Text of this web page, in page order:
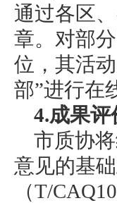
通过各区
章。对部
位，其活
部”进行在
4.成果评
市质协
意见的基
（T/